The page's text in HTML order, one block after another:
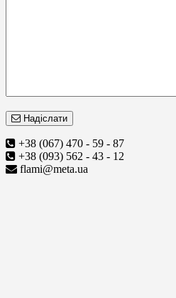
Надіслати
+38 (067) 470 - 59 - 87
+38 (093) 562 - 43 - 12
flami@meta.ua